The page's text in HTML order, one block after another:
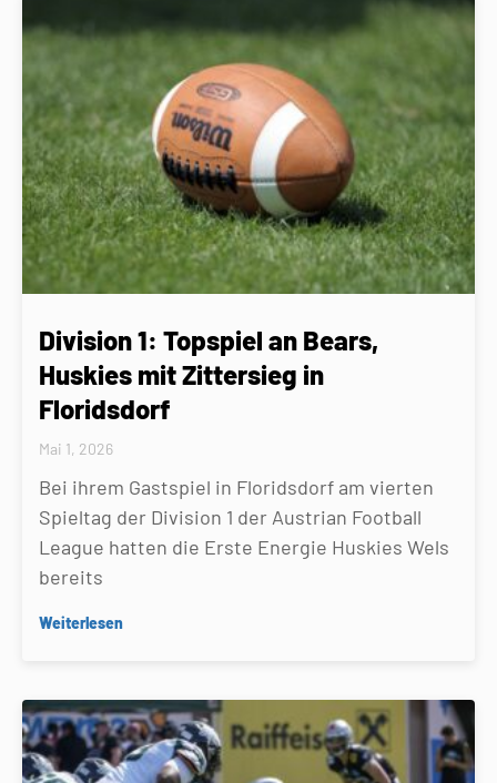
Division 1: Topspiel an Bears,
Huskies mit Zittersieg in
Floridsdorf
Mai 1, 2026
Bei ihrem Gastspiel in Floridsdorf am vierten
Spieltag der Division 1 der Austrian Football
League hatten die Erste Energie Huskies Wels
bereits
Weiterlesen